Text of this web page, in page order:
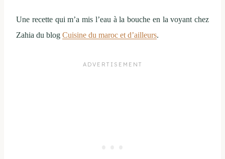
Une recette qui m’a mis l’eau à la bouche en la voyant chez
Zahia du blog Cuisine du maroc et d’ailleurs.